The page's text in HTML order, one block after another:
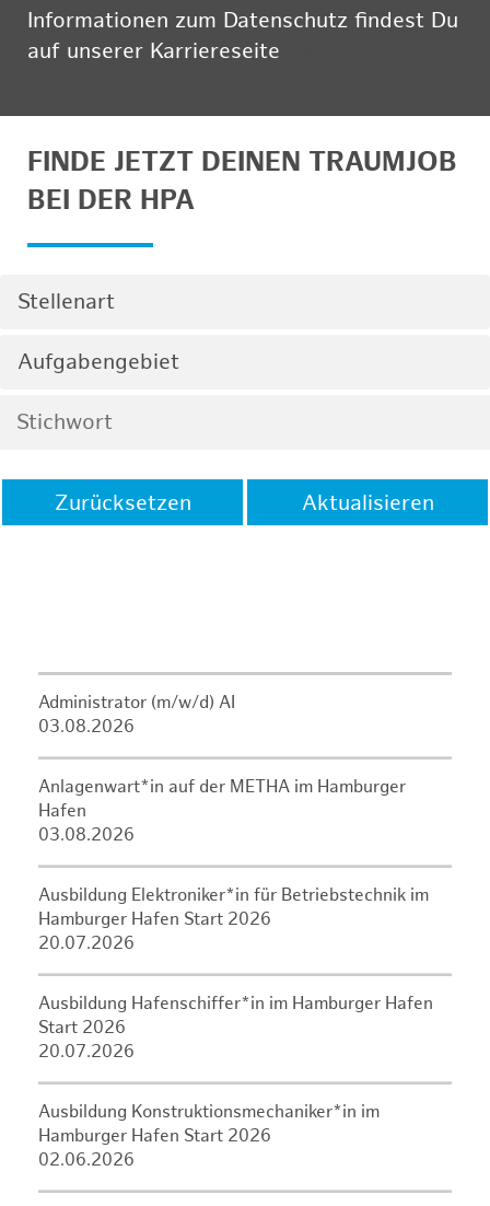
Informationen zum Datenschutz findest Du
auf unserer Karriereseite
FINDE JETZT DEINEN TRAUMJOB
BEI DER HPA
Stellenart
Aufgabengebiet
Zurücksetzen Aktualisieren
Administrator (m/w/d) AI
03.08.2026
Anlagenwart*in auf der METHA im Hamburger
Hafen
03.08.2026
Ausbildung Elektroniker*in für Betriebstechnik im
Hamburger Hafen Start 2026
20.07.2026
Ausbildung Hafenschiffer*in im Hamburger Hafen
Start 2026
20.07.2026
Ausbildung Konstruktionsmechaniker*in im
Hamburger Hafen Start 2026
02.06.2026